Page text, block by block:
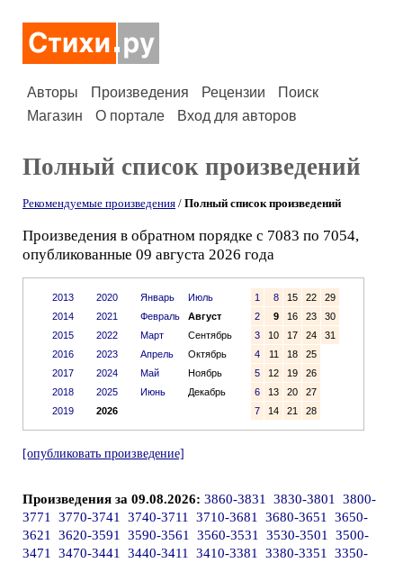
Авторы Произведения Рецензии
Поиск
Магазин
О портале Вход для авторов
Полный список произведений
Рекомендуемые произведения / Полный список произведений
Произведения в обратном порядке с 7083 по 7054,
опубликованные 09 августа 2026 года
2013
2014
2015
2016
2017
2018
2019
2020
2021
2022
2023
2024
2025
2026
Январь
Июль
Февраль
Август
Март
Сентябрь
Апрель
Октябрь
Май
Ноябрь
Июнь
Декабрь
1 8 15 22
29
2
9 16 23
30
3
10 17 24
31
4
11 18
25
5
12 19
26
6
13 20
27
7
14 21 28
[опубликовать произведение]
Произведения за 09.08.2026: 3860-3831 3830-3801
3800-
3771
3770-3741 3740-3711 3710-3681 3680-3651
3650-
3621
3620-3591 3590-3561 3560-3531 3530-3501
3500-
3471
3470-3441 3440-3411 3410-3381 3380-3351
3350-